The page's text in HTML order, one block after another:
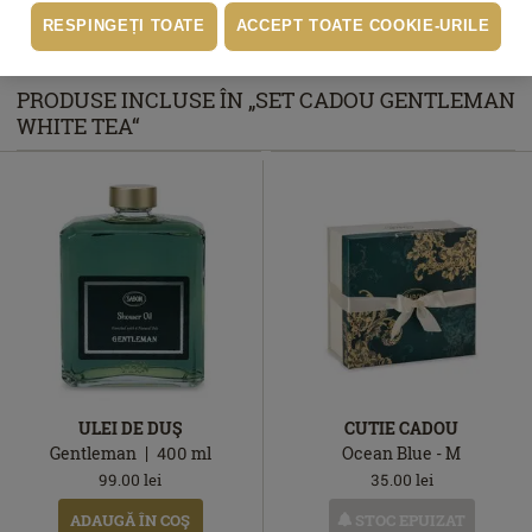
Ridicare gratuită din magazine
PRODUSE INCLUSE ÎN „SET CADOU GENTLEMAN
WHITE TEA“
ULEI DE DUŞ
Gentleman
400 ml
99.00 lei
ADAUGĂ ÎN COŞ
CUTIE CADOU
Ocean Blue - M
35.00 lei
STOC EPUIZAT
RESPINGEȚI TOATE ACCEPT TOATE COOKIE-URILE